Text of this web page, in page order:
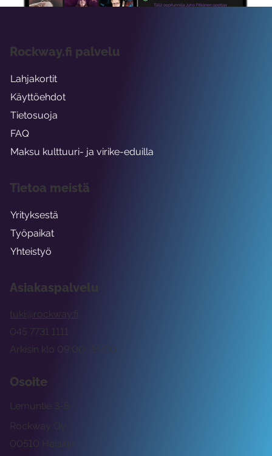
Asiakaspalvelu
tuki@rockway.fi
Arkisin klo 09:00 -15:00
045 7731 1111
Osoite
Rockway Oy
Lemuntie 3-5
00510 Helsinki
Rockway.fi palvelu
Lahjakortit
Käyttöehdot
Tietosuoja
FAQ
Maksu kulttuuri- ja virike-eduilla
Tietoa meistä
Yrityksestä
Työpaikat
Yhteistyö